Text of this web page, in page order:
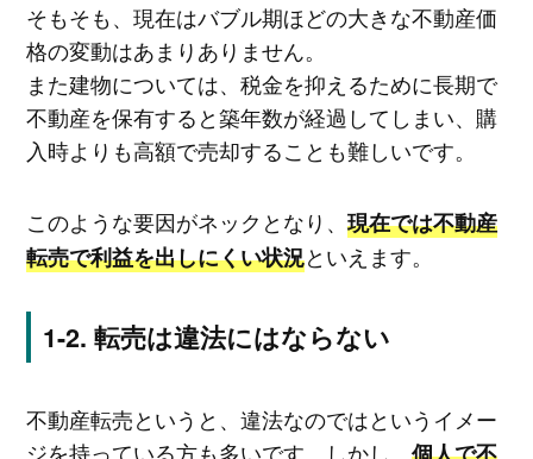
そもそも、現在はバブル期ほどの大きな不動産価
格の変動はあまりありません。
また建物については、税金を抑えるために長期で
不動産を保有すると築年数が経過してしまい、購
入時よりも高額で売却することも難しいです。
このような要因がネックとなり、 現在では不動産
転売で利益を出しにくい状況といえます。
転売は違法にはならない
不動産転売というと、違法なのではというイメー
ジを持っている方も多いです。しかし、 個人で不